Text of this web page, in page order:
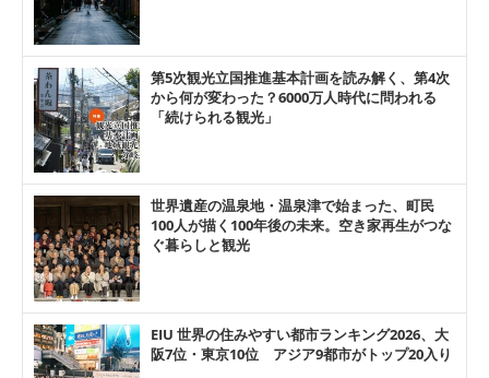
第5次観光立国推進基本計画を読み解く、第4次
から何が変わった？6000万人時代に問われる
「続けられる観光」
世界遺産の温泉地・温泉津で始まった、町民
100人が描く100年後の未来。空き家再生がつな
ぐ暮らしと観光
EIU 世界の住みやすい都市ランキング2026、大
阪7位・東京10位 アジア9都市がトップ20入り